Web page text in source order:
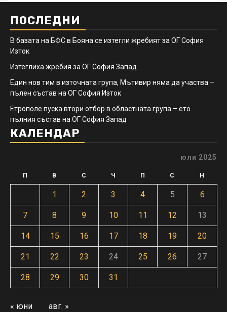
ПОСЛЕДНИ
В базата на БФС в Бояна се изтегли жребият за ОГ София
Изток
Изтеглиха жребия за ОГ София Запад
Един нов тим в източната група, Мътивир няма да участва –
пълен състав на ОГ София Изток
Етрополе пуска втори отбор в областната група – ето
пълния състав на ОГ София Запад
КАЛЕНДАР
юли 2025
П В С Ч П С Н
1 2 3 4 5 6
7 8 9 10 11 12 13
14 15 16 17 18 19 20
21 22 23 24 25 26 27
28 29 30 31
« юни авг. »